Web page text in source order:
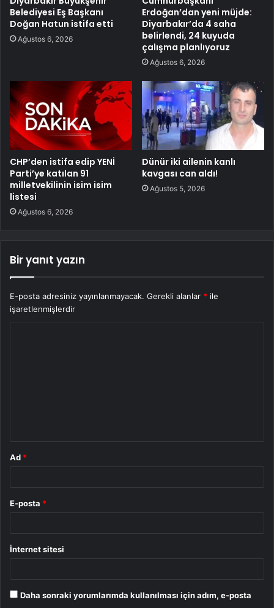
Belediyesi Eş Başkanı
Doğan Hatun istifa etti
Ağustos 6, 2026
Erdoğan’dan yeni müjde:
Diyarbakır’da 4 saha
belirlendi, 24 kuyuda
çalışma planlıyoruz
Ağustos 6, 2026
CHP’den istifa edip YENİ
Parti’ye katılan 91
milletvekilinin isim isim
listesi
Ağustos 6, 2026
Dünür iki ailenin kanlı
kavgası can aldı!
Ağustos 5, 2026
Bir yanıt yazın
E-posta adresiniz yayınlanmayacak. Gerekli alanlar * ile
işaretlenmişlerdir
Ad *
E-posta *
İnternet sitesi
Daha sonraki yorumlarımda kullanılması için adım, e-posta